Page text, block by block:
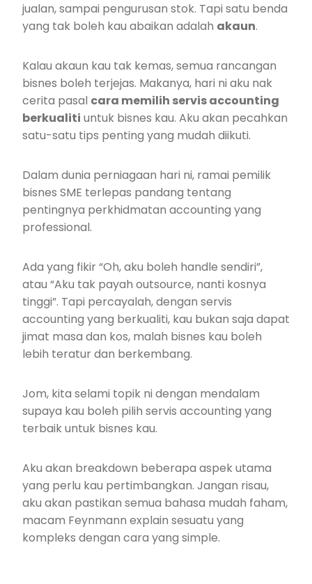
jualan, sampai pengurusan stok. Tapi satu benda
yang tak boleh kau abaikan adalah akaun.
Kalau akaun kau tak kemas, semua rancangan
bisnes boleh terjejas. Makanya, hari ni aku nak
cerita pasal cara memilih servis accounting
berkualiti untuk bisnes kau. Aku akan pecahkan
satu-satu tips penting yang mudah diikuti.
Dalam dunia perniagaan hari ni, ramai pemilik
bisnes SME terlepas pandang tentang
pentingnya perkhidmatan accounting yang
professional.
Ada yang fikir “Oh, aku boleh handle sendiri”,
atau “Aku tak payah outsource, nanti kosnya
tinggi”. Tapi percayalah, dengan servis
accounting yang berkualiti, kau bukan saja dapat
jimat masa dan kos, malah bisnes kau boleh
lebih teratur dan berkembang.
Jom, kita selami topik ni dengan mendalam
supaya kau boleh pilih servis accounting yang
terbaik untuk bisnes kau.
Aku akan breakdown beberapa aspek utama
yang perlu kau pertimbangkan. Jangan risau,
aku akan pastikan semua bahasa mudah faham,
macam Feynmann explain sesuatu yang
kompleks dengan cara yang simple.